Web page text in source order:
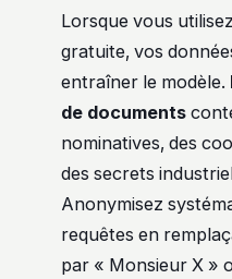
Lorsque vous
gratuite, vos
entraîner le modèle.
de documents
nominatives, des
des secrets
Anonymisez
requêtes en
par « Monsieur X »